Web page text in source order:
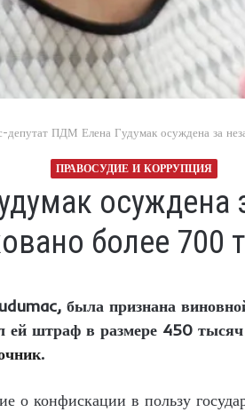
депутат ПДМ Елена Гудумак осуждена за
ПРАВОСУДИЕ И КОРРУПЦИЯ
осуждена
более 700
была признана
штраф в размере 450 тысяч
.
о конфискации в пользу